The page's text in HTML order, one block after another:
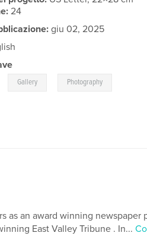
24
giu 02, 2025
Gallery Photography
as an award winning newspaper
East Valley Tribune . In...